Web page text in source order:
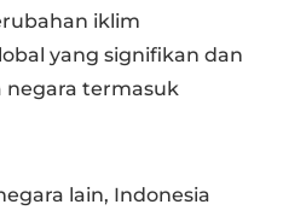
iklim
yang signifikan dan
termasuk
lain, Indonesia